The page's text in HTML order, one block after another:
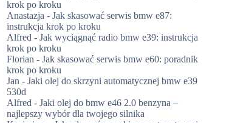
krok po kroku
Anastazja -Jak skasować serwis bmw e87:
instrukcja krok po kroku
Alfred -Jak wyciągnąć radio bmw e39: instrukcja
krok po kroku
Florian -Jak skasować serwis bmw e60: poradnik
krok po kroku
Jan -Jaki olej do skrzyni automatycznej bmw e39
530d
Alfred -Jaki olej do bmw e46 2.0 benzyna –
najlepszy wybór dla twojego silnika